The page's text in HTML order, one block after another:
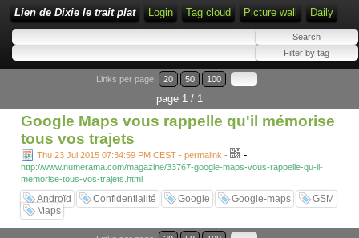
Lien de Dixie le trait plat Login Tag cloud Picture wall Daily
Links per page: 20 50 100
page 1 / 1
Google Maps vous rappelle qu'il mémorise
tous vos trajets
Thu 23 Jul 2015 07:34:59 PM CEST - permalink - -
http://www.numerama.com/magazine/33767-google-maps-vous-rappelle-qu-il-
memorise-tous-vos-trajets.html
Androïd Confidentialité Google Google-maps
GSM
Maps